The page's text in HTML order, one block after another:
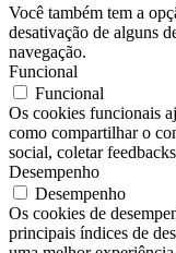
Você também tem a
desativação de alguns
navegação.
Funcional
Funcional
Os cookies funcionais
como compartilhar o
social, coletar
Desempenho
Desempenho
Os cookies de
principais índices de